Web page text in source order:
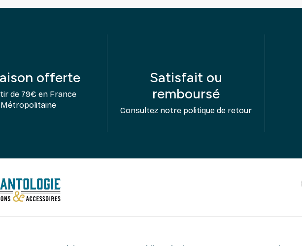
offerte
de 79€ en France
Métropolitaine
Satisfait ou
remboursé
Consultez notre politique de retour